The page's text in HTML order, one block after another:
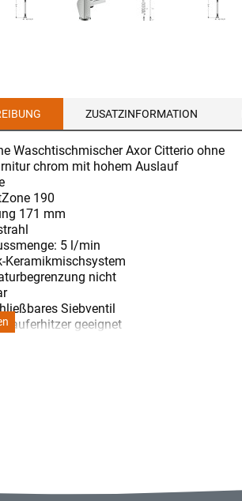
ZUSATZINFORMATION
Waschtischmischer Axor Citterio ohne
chrom mit hohem Auslauf
190
171 mm
5 l/min
Keramikmischsystem
nicht
Siebventil
geeignet